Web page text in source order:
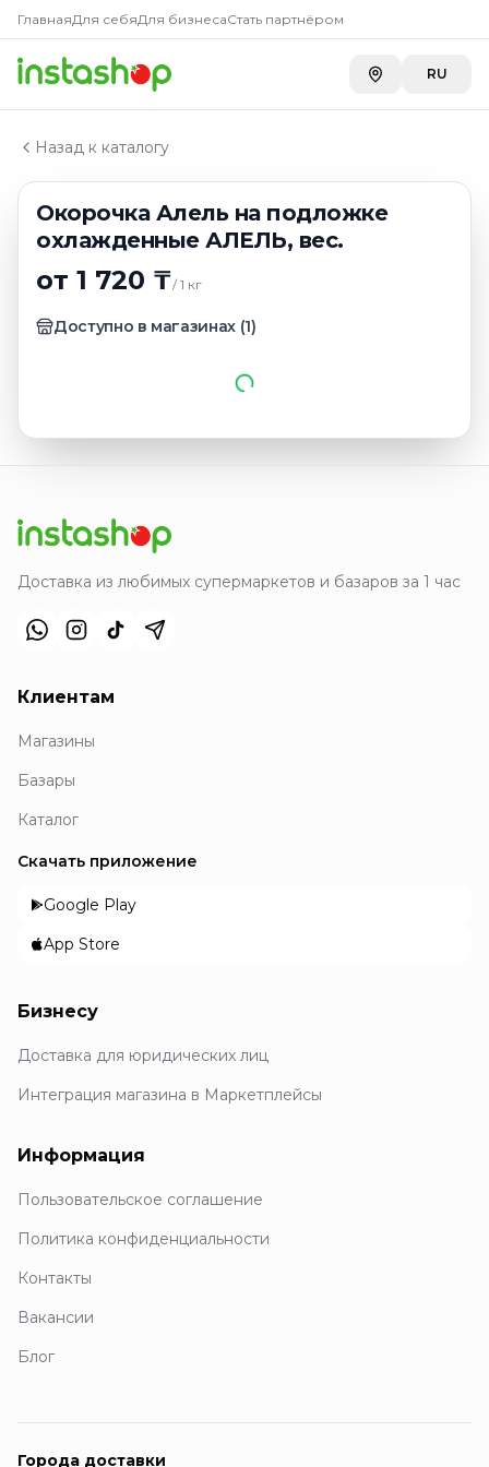
ГлавнаяДля себяДля бизнесаСтать партнёром
RU
Назад к каталогу
Окорочка Алель на подложке
охлажденные АЛЕЛЬ, вес.
от 1 720 ₸/1 кг
Доступно в магазинах (1)
Главная
Каталог
Окорочка
Окорочка Алель на подложке охлажденные АЛЕЛЬ,
Доставка из любимых супермаркетов и базаров за 1 час
Клиентам
Магазины
Базары
Каталог
Скачать приложение
Google Play
App Store
Бизнесу
Доставка для юридических лиц
Интеграция магазина в Маркетплейсы
Информация
Пользовательское соглашение
Политика конфиденциальности
Контакты
Вакансии
Блог
Города доставки